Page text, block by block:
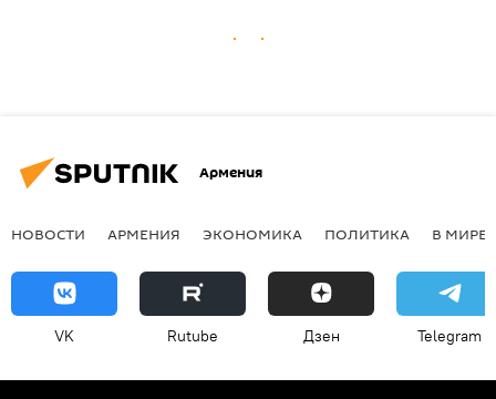
Армения
НОВОСТИ АРМЕНИЯ ЭКОНОМИКА ПОЛИТИКА В МИРЕ
VK Rutube Дзен Telegram